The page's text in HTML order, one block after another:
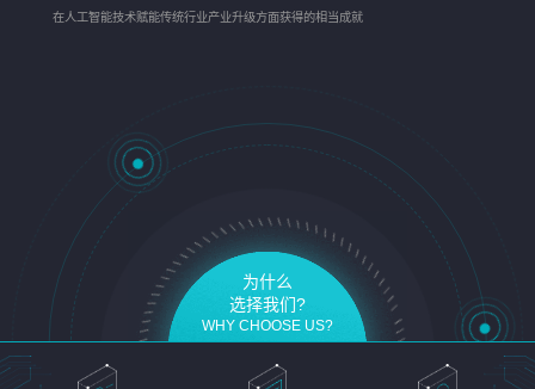
在人工智能技术赋能传统行业产业升级方面获得的相当成就
为什么
选择我们?
WHY CHOOSE US?